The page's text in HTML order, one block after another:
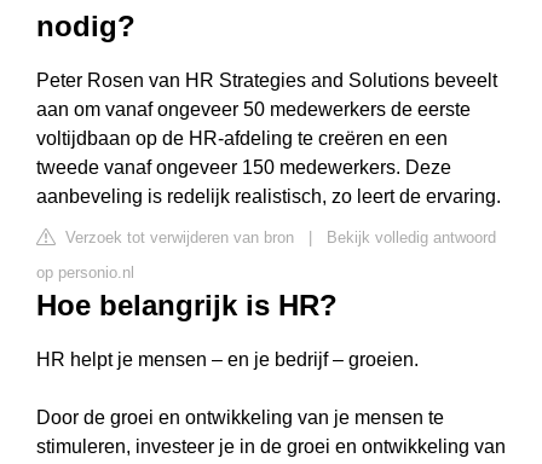
nodig?
Peter Rosen van HR Strategies and Solutions beveelt
aan om vanaf ongeveer 50 medewerkers de eerste
voltijdbaan op de HR-afdeling te creëren en een
tweede vanaf ongeveer 150 medewerkers. Deze
aanbeveling is redelijk realistisch, zo leert de ervaring.
Verzoek tot verwijderen van bron
Bekijk volledig antwoord
op personio.nl
Hoe belangrijk is HR?
HR helpt je mensen – en je bedrijf – groeien.
Door de groei en ontwikkeling van je mensen te
stimuleren, investeer je in de groei en ontwikkeling van